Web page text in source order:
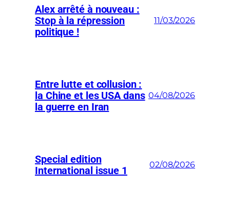
Alex arrêté à nouveau :
Stop à la répression
politique !
11/03/2026
Entre lutte et collusion :
la Chine et les USA dans
la guerre en Iran
04/08/2026
Special edition
International issue 1
02/08/2026